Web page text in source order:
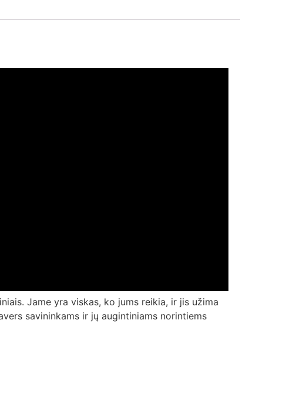
Jame yra viskas, ko jums reikia, ir jis užima
savininkams ir jų augintiniams norintiems